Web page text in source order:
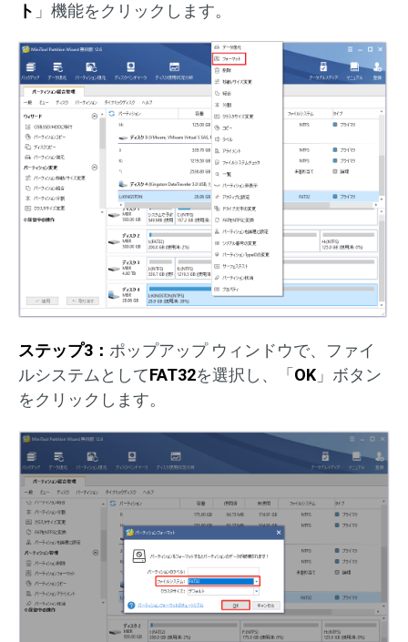
ト 」機能をクリックします。
ステップ3： ポップアップ ウィンドウで、ファイ
ルシステムとしてFAT32を選択し、「 OK 」ボタン
をクリックします。